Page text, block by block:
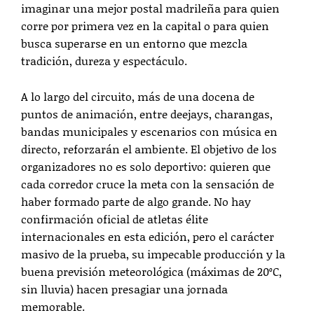
imaginar una mejor postal madrileña para quien
corre por primera vez en la capital o para quien
busca superarse en un entorno que mezcla
tradición, dureza y espectáculo.
A lo largo del circuito, más de una docena de
puntos de animación, entre deejays, charangas,
bandas municipales y escenarios con música en
directo, reforzarán el ambiente. El objetivo de los
organizadores no es solo deportivo: quieren que
cada corredor cruce la meta con la sensación de
haber formado parte de algo grande. No hay
confirmación oficial de atletas élite
internacionales en esta edición, pero el carácter
masivo de la prueba, su impecable producción y la
buena previsión meteorológica (máximas de 20ºC,
sin lluvia) hacen presagiar una jornada
memorable.